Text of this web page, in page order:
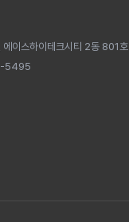
이스하이테크시티 2동 801호
5495